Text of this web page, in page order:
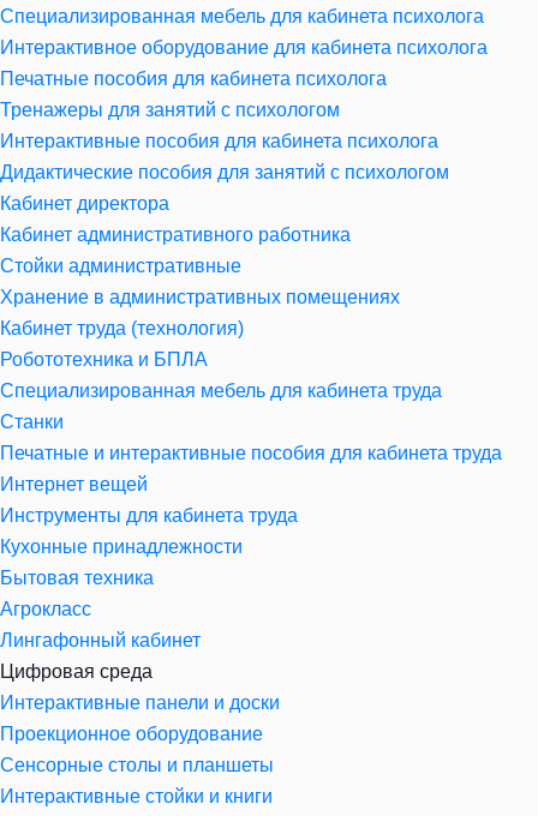
Специализированная мебель для кабинета психолога
Интерактивное оборудование для кабинета психолога
Печатные пособия для кабинета психолога
Тренажеры для занятий с психологом
Интерактивные пособия для кабинета психолога
Дидактические пособия для занятий с психологом
Кабинет директора
Кабинет административного работника
Стойки административные
Хранение в административных помещениях
Кабинет труда (технология)
Робототехника и БПЛА
Специализированная мебель для кабинета труда
Станки
Печатные и интерактивные пособия для кабинета труда
Интернет вещей
Инструменты для кабинета труда
Кухонные принадлежности
Бытовая техника
Агрокласс
Лингафонный кабинет
Цифровая среда
Интерактивные панели и доски
Проекционное оборудование
Сенсорные столы и планшеты
Интерактивные стойки и книги